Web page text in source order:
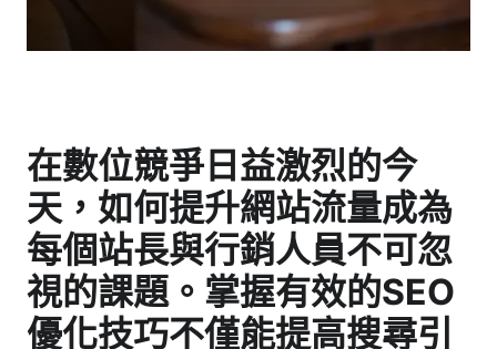
在數位競爭日益激烈的今
天，如何提升網站流量成為
每個站長與行銷人員不可忽
視的課題。掌握有效的SEO
優化技巧不僅能提高搜尋引